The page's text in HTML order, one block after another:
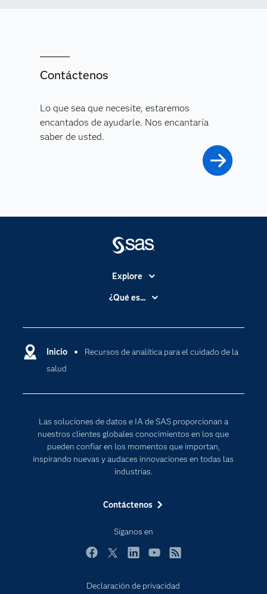
Contáctenos
Lo que sea que necesite, estaremos
encantados de ayudarle. Nos encantaría
saber de usted.
Inicio
Recursos de analítica para el cuidado de la
salud
Las soluciones de datos e IA de SAS proporcionan a
nuestros clientes globales conocimientos en los que
pueden confiar en los momentos que importan,
inspirando nuevas y audaces innovaciones en todas las
industrias.
Contáctenos
Síganos en
Explore
Accesibilidad
Compañía
Comunidades
Estudiantes
Eventos
Formación
Internet de las Cosas
Mi SAS
Oportunidades profesionales
Productos
¿Qué es...
Cloud Computing
Declaración de privacidad